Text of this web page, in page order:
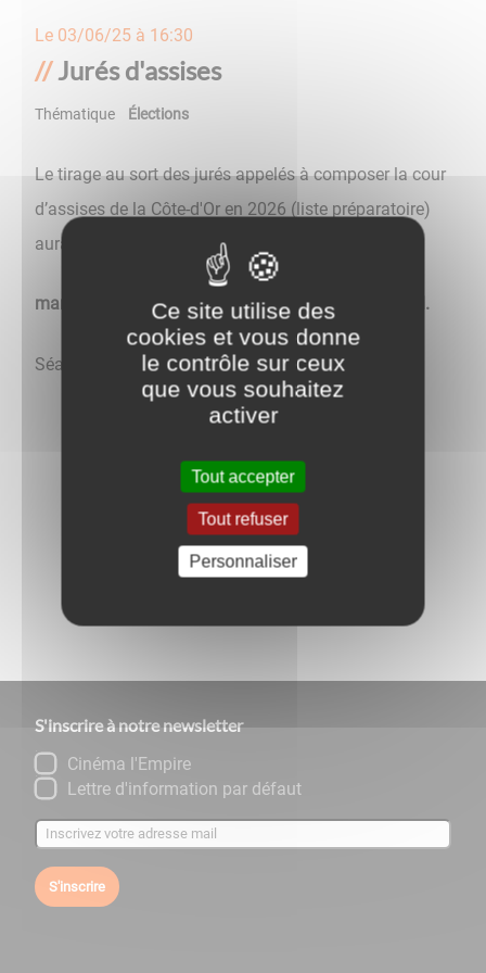
Le 03/06/25 à 16:30
Jurés d'assises
Thématique Élections
Le tirage au sort des jurés appelés à composer la cour
d’assises de la Côte-d'Or en 2026 (liste préparatoire)
aura lieu :
mardi 3 juin, à 16h30, en salle du conseil municipal.
Séance publique
Retour aux évènements
S'inscrire à notre newsletter
Cinéma l'Empire
Lettre d'information par défaut
S'inscrire
Ce site utilise des
cookies et vous donne
le contrôle sur ceux
que vous souhaitez
activer
Tout accepter
Tout refuser
Personnaliser